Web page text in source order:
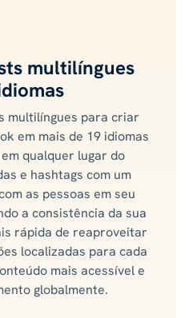
multilíngues
multilíngues para criar
em mais de 19 idiomas
qualquer lugar do
e hashtags com um
as pessoas em seu
a consistência da sua
rápida de reaproveitar
localizadas para cada
mais acessível e
globalmente.